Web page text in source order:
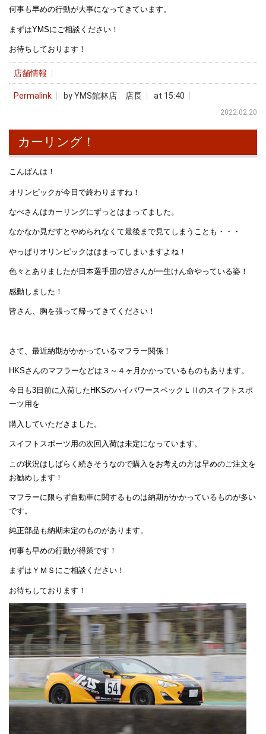
何事も早めの行動が大事になってきています。
まずはYMSにご相談ください！
お待ちしております！
店舗情報
Permalink by YMS館林店 店長 at 15:40
2022.02.20
カーリング！
こんばんは！
オリンピックが今日で終わりますね！
なべさんはカーリングにずっとはまってました。
なかなか見だすとやめられなくて最後まで見てしまうことも・・・
やっぱりオリンピックははまってしまいますよね！
色々とありましたが日本選手団の皆さんが一生けん命やっている姿！
感動しました！
皆さん、胸を張って帰ってきてください！
さて、最近納期がかかっているマフラー関係！
HKSさんのマフラーなどは３～４ヶ月かかっているものもあります。
今日も3日前に入荷したHKSのハイパワースペックＬⅡのスイフトスポ
ーツ用を
購入していただきました。
スイフトスポーツ用の次回入荷は未定になっています。
この状況はしばらく続きそうなので購入をお考えの方は早めのご注文を
お勧めします！
マフラーに限らず自動車に関するものは納期がかかっているものが多い
です。
純正部品も納期未定のものがあります。
何事も早めの行動が得策です！
まずはＹＭＳにご相談ください！
お待ちしております！